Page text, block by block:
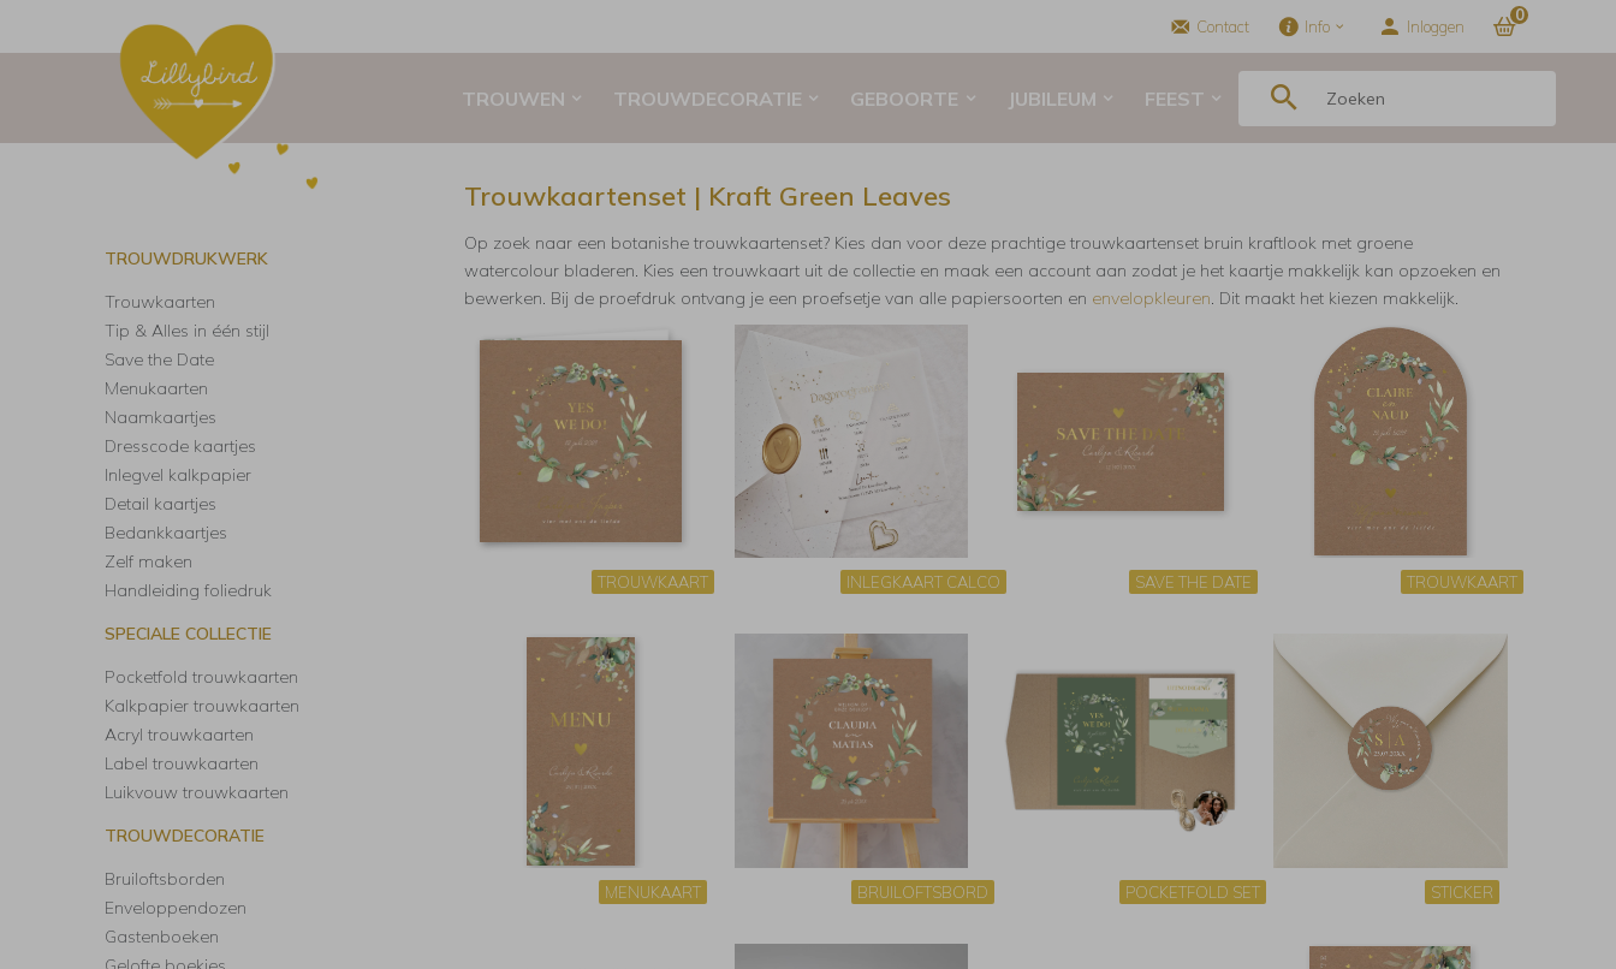
Contact Info Inloggen
0
TROUWEN TROUWDECORATIE GEBOORTE JUBILEUM FEEST
TROUWDRUKWERK
Trouwkaarten
Tip & Alles in één stijl
Save the Date
Menukaarten
Naamkaartjes
Dresscode kaartjes
Inlegvel kalkpapier
Detail kaartjes
Bedankkaartjes
Zelf maken
Handleiding foliedruk
SPECIALE COLLECTIE
Pocketfold trouwkaarten
Kalkpapier trouwkaarten
Acryl trouwkaarten
Label trouwkaarten
Luikvouw trouwkaarten
TROUWDECORATIE
Bruiloftsborden
Enveloppendozen
Gastenboeken
Trouwkaartenset | Kraft Green Leaves
Op zoek naar een botanishe trouwkaartenset? Kies dan voor deze prachtige trouwkaartenset bruin kraftlook met groene
watercolour bladeren. Kies een trouwkaart uit de collectie en maak een account aan zodat je het kaartje makkelijk kan opzoeken en
bewerken. Bij de proefdruk ontvang je een proefsetje van alle papiersoorten en envelopkleuren. Dit maakt het kiezen makkelijk.
TROUWKAART INLEGKAART CALCO SAVE THE DATE TROUWKAART
MENUKAART BRUILOFTSBORD POCKETFOLD SET STICKER